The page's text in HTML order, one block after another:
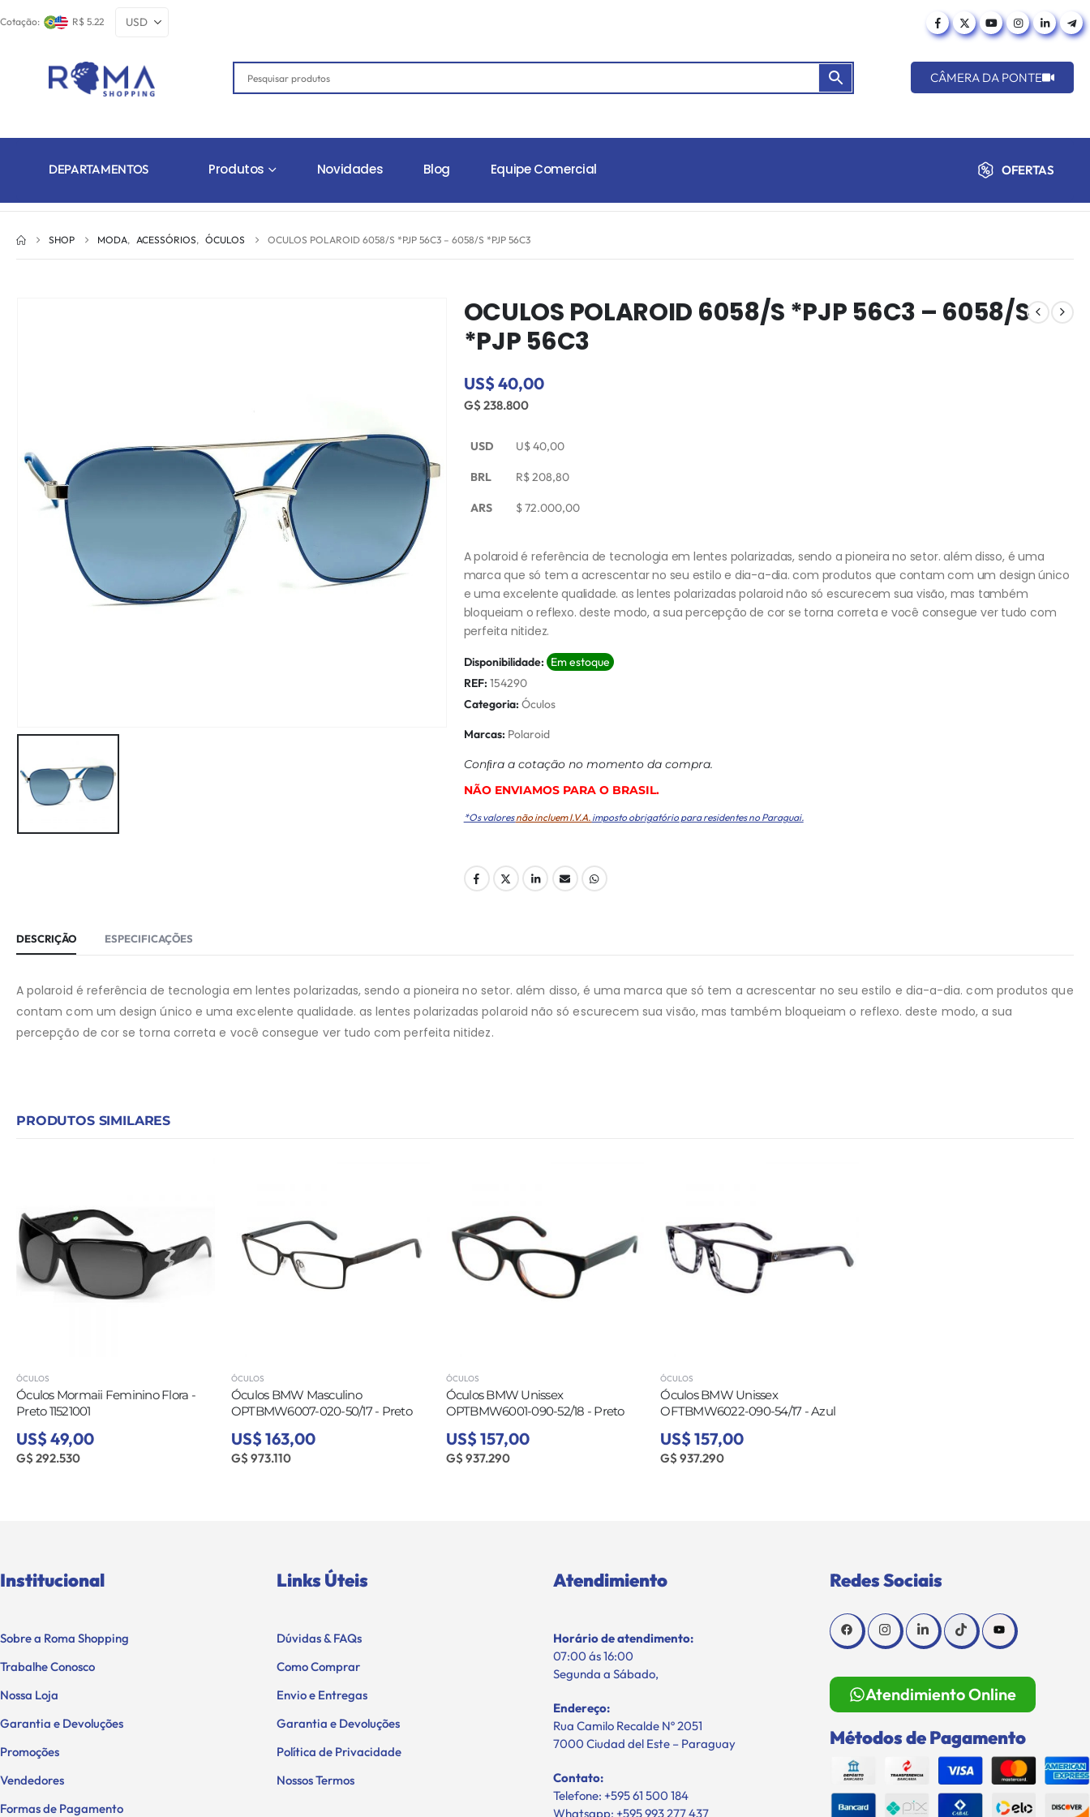
Cotação: R$ 5.22
CÂMERA DA PONTE
DEPARTAMENTOS Produtos Novidades Blog Equipe Comercial OFERTAS
SHOP MODA, ACESSÓRIOS, ÓCULOS OCULOS POLAROID 6058/S *PJP 56C3 – 6058/S *PJP 56C3
OCULOS POLAROID 6058/S *PJP 56C3 – 6058/S
*PJP 56C3
US$ 40,00
G$ 238.800
USD U$40,00
BRL R$208,80
ARS $72.000,00
A polaroid é referência de tecnologia em lentes polarizadas, sendo a pioneira no setor. além disso, é uma
marca que só tem a acrescentar no seu estilo e dia-a-dia. com produtos que contam com um design único
e uma excelente qualidade. as lentes polarizadas polaroid não só escurecem sua visão, mas também
bloqueiam o reflexo. deste modo, a sua percepção de cor se torna correta e você consegue ver tudo com
perfeita nitidez.
Disponibilidade: Em estoque
REF: 154290
Categoria: Óculos
Marcas: Polaroid
Conﬁra a cotação no momento da compra.
NÃO ENVIAMOS PARA O BRASIL.
*Os valoresnão incluem I.V.A. imposto obrigatório para residentes no Paraguai.
DESCRIÇÃO ESPECIFICAÇÕES
A polaroid é referência de tecnologia em lentes polarizadas, sendo a pioneira no setor. além disso, é uma marca que só tem a acrescentar no seu estilo e dia-a-dia. com produtos que
contam com um design único e uma excelente qualidade. as lentes polarizadas polaroid não só escurecem sua visão, mas também bloqueiam o reflexo. deste modo, a sua
percepção de cor se torna correta e você consegue ver tudo com perfeita nitidez.
PRODUTOS SIMILARES
ÓCULOS
Óculos Mormaii Feminino Flora -
Preto 11521001
US$ 49,00
G$ 292.530
ÓCULOS
Óculos BMW Masculino
OPTBMW6007-020-50/17 - Preto
US$ 163,00
G$ 973.110
ÓCULOS
Óculos BMW Unissex
OPTBMW6001-090-52/18 - Preto
US$ 157,00
G$ 937.290
ÓCULOS
Óculos BMW Unissex
OFTBMW6022-090-54/17 - Azul
US$ 157,00
G$ 937.290
Institucional
Sobre a Roma Shopping
Trabalhe Conosco
Nossa Loja
Garantia e Devoluções
Promoções
Vendedores
Formas de Pagamento
Links Úteis
Dúvidas & FAQs
Como Comprar
Envio e Entregas
Garantia e Devoluções
Política de Privacidade
Nossos Termos
Atendimiento
Horário de atendimento:
07:00 ás 16:00
Segunda a Sábado,
Endereço:
Rua Camilo Recalde Nº 2051
7000 Ciudad del Este – Paraguay
Contato:
Telefone: +595 61 500 184
Whatsapp: +595 993 277 437
Redes Sociais
Atendimiento Online
Métodos de Pagamento